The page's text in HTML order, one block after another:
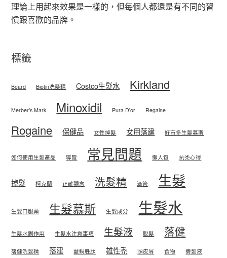
理論上用起來效果是一樣的，但每個人都還是有不同的習
慣跟喜歡的品牌。
標籤
Beard Biotin洗髮精 Costco生髮水 Kirkland
Merber's Mark Minoxidil Pura D'or Regaine
Rogaine 保健品 女性掉髮 女用落建 好市多生髮慕斯
如何使用生髮產品 導覽 常見問題 懶人包 抗禿心得
掉髮 柯克蘭 正確觀念 洗髮精 滴管 生髮
生髮口服藥 生髮慕斯 生髮成分 生髮水
生髮水副作用 生髮水注意事項 生髮液 脫髮 落健
落健洗髮精 落建 藍銅胜肽 雄性禿 頭皮屑 食物 養髮液